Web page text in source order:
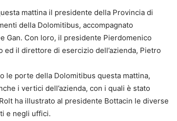
mattina il presidente della Provincia di
della Dolomitibus, accompagnato
Gan. Con loro, il presidente Pierdomenico
ed il direttore di esercizio dell’azienda, Pietro
le porte della Dolomitibus questa mattina,
i vertici dell’azienda, con i quali è stato
ha illustrato al presidente Bottacin le diverse
e negli uffici.